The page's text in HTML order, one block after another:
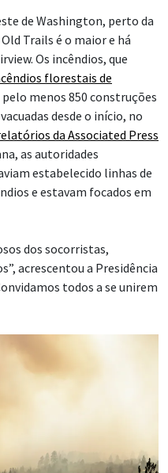
de Washington, perto da
Trails é o maior e há
Os incêndios, que
florestais de
menos 850 construções
desde o início, no
da Associated Press
as autoridades
estabelecido linhas de
e estavam focados em
dos socorristas,
acrescentou a Presidência
todos a se unirem